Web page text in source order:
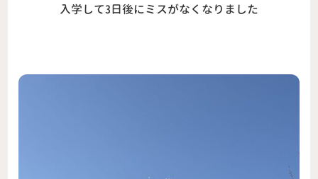
入学して3日後にミスがなくなりました